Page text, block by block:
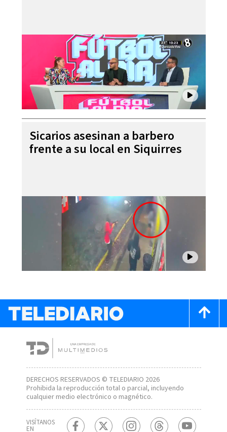
Sicarios asesinan a barbero
frente a su local en Siquirres
DERECHOS RESERVADOS © TELEDIARIO 2026
Prohibida la reproducción total o parcial, incluyendo
cualquier medio electrónico o magnético.
VISÍTANOS
EN